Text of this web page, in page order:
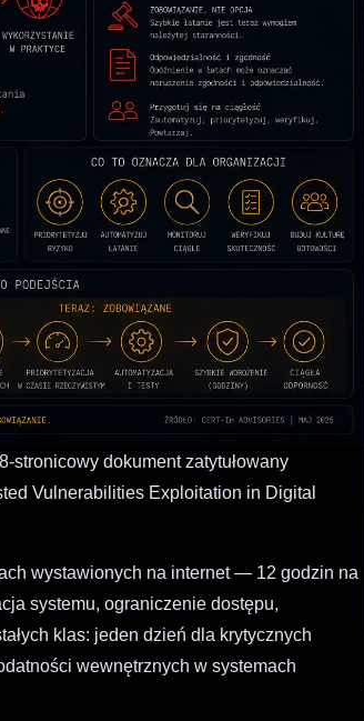
dokument zatytułowany
Vulnerabilities Exploitation in Digital
wystawionych na internet — 12 godzin na
systemu, ograniczenie dostępu,
klas: jeden dzień dla krytycznych
wewnętrznych w systemach